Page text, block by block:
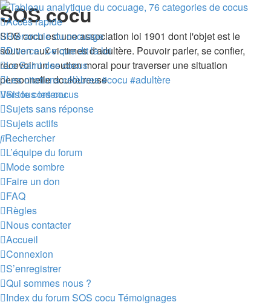
SOS cocu
SOS cocu est une association loi 1901 dont l'objet est le
soutien aux victimes d'adultère. Pouvoir parler, se confier,
recevoir un soutien moral pour traverser une situation
personnelle douloureuse
Vers le contenu
Accès rapide
Hiérarchie du cocuage
Divorce: Ce que dit la loi
Le Saint des cocus
Les citations célèbres #cocu #adultère
Si tous les cocus
Sujets sans réponse
Sujets actifs
Rechercher
L’équipe du forum
Mode sombre
Faire un don
FAQ
Règles
Nous contacter
Accueil
Connexion
S’enregistrer
Qui sommes nous ?
Index du forumSOS cocu Témoignages